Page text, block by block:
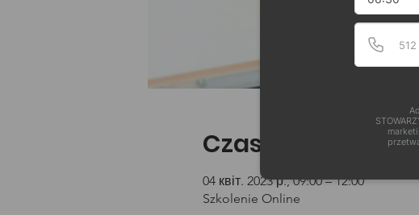
Czas i lokalizacja
04 квіт. 2023 р., 09:00 – 12:00
Szkolenie Online